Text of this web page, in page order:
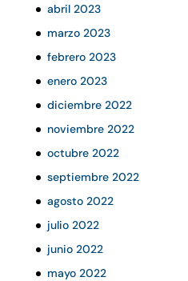
abril 2023
marzo 2023
febrero 2023
enero 2023
diciembre 2022
noviembre 2022
octubre 2022
septiembre 2022
agosto 2022
julio 2022
junio 2022
mayo 2022